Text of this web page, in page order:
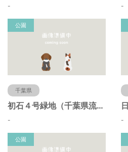
- -
公園
千葉県
初石４号緑地（千葉県流山市）
- -
公園